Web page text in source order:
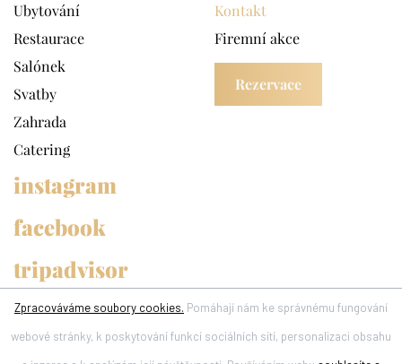
Ubytování
Restaurace
Salónek
Svatby
Zahrada
Catering
Kontakt
Firemní akce
Rezervace
instagram
facebook
tripadvisor
Zpracováváme soubory cookies. Pomáhají nám ke správnému fungování
webové stránky, k poskytování funkcí sociálních sítí, personalizaci obsahu